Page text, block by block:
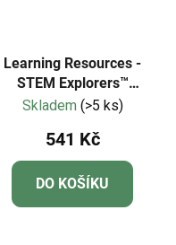
Learning Resources -
STEM Explorers™
Brainometrie™ - 3D
Skladem (>5 ks)
541 Kč
DO KOŠÍKU